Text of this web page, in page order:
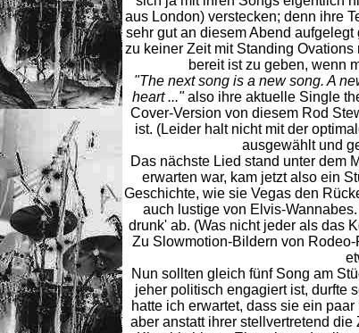
aus London) verstecken; denn ihre
sehr gut an diesem Abend
zu keiner Zeit mit Standing
bereit ist zu geben, wenn
"The next song is a new song. A
heart ..."also ihre aktuelle Single
Cover-Version von diesem Rod
ist. (Leider halt nicht mit der
ausgewählt und
Das nächste Lied stand unter dem
erwarten war, kam jetzt also ein
Geschichte, wie sie Vegas den
auch lustige von Elvis-
drunk' ab. (Was nicht jeder als das
Zu Slowmotion-Bildern von
Nun sollten gleich fünf Song am
jeher politisch engagiert ist, durfte
hatte ich erwartet, dass sie ein
aber anstatt ihrer stellvertretend